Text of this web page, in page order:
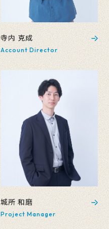
寺内 克成
Account Director
城所 和磨
Project Manager